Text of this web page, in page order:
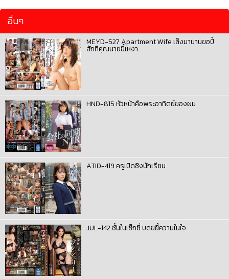
อื่นๆ
MEYD-527 Apartment Wife เล็งมานานขอปี้
สักทีคุณนายขี้เหงา
HND-815 หัวหน้าคือพระอาทิตย์ของผม
ATID-419 ครูเปิดซิงนักเรียน
JUL-142 ชั้นในเซ็กซี่ บดขยี้ความในใจ